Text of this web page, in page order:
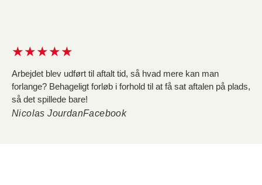
vide, at de vil undersøge det og ringe tilbage, hvilket de ikke
★★★★★
Arbejdet blev udført til aftalt tid, så hvad mere kan man
forlange? Behageligt forløb i forhold til at få sat aftalen på plads,
så det spillede bare!
Nicolas JourdanFacebook